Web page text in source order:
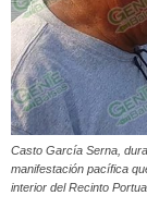
Casto García Serna,
manifestación pacífica
interior del Recinto